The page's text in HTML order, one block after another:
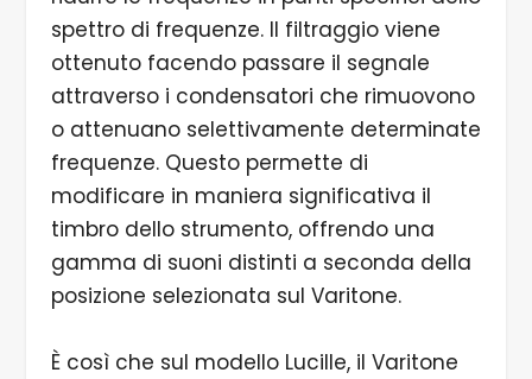
spettro di frequenze. Il filtraggio viene
ottenuto facendo passare il segnale
attraverso i condensatori che rimuovono
o attenuano selettivamente determinate
frequenze. Questo permette di
modificare in maniera significativa il
timbro dello strumento, offrendo una
gamma di suoni distinti a seconda della
posizione selezionata sul Varitone.
È così che sul modello Lucille, il Varitone